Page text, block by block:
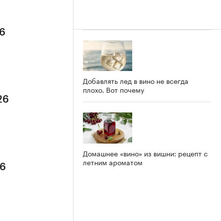
Добавлять лед в вино не всегда
плохо. Вот почему
Домашнее «вино» из вишни: рецепт с
летним ароматом